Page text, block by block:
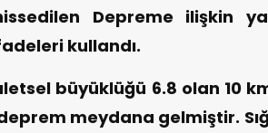
Depreme ilişkin
kullandı.
büyüklüğü 6.8 olan 10
meydana gelmiştir.